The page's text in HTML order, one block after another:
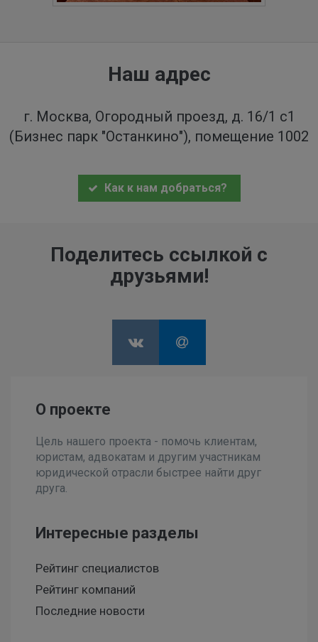
Наш адрес
г. Москва, Огородный проезд, д. 16/1 с1
(Бизнес парк "Останкино"), помещение 1002
Как к нам добраться?
Поделитесь ссылкой с
друзьями!
О проекте
Цель нашего проекта - помочь клиентам,
юристам, адвокатам и другим участникам
юридической отрасли быстрее найти друг
друга.
Интересные разделы
Рейтинг специалистов
Рейтинг компаний
Последние новости